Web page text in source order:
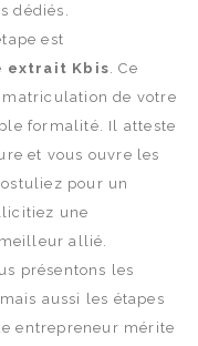
dédiés.
est
extrait Kbis . Ce
de votre
formalité. Il atteste
et vous ouvre les
pour un
une
allié.
présentons les
aussi les étapes
entrepreneur mérite